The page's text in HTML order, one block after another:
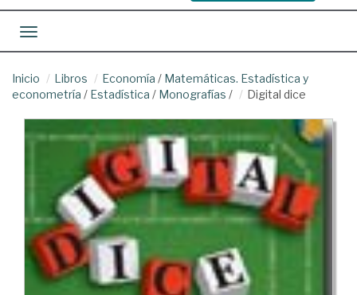
Toggle navigation
Inicio Libros Economía / Matemáticas. Estadística y
econometría / Estadística / Monografías / Digital dice